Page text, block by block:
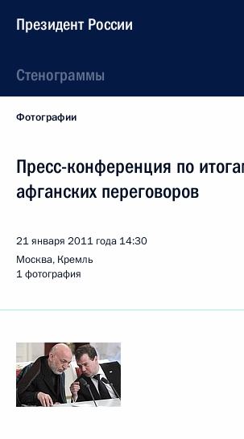
Президент России
Стенограммы
Фотографии
Пресс-конференция по
афганских переговоров
21 января 2011 года 14:30
Москва, Кремль
1 фотография